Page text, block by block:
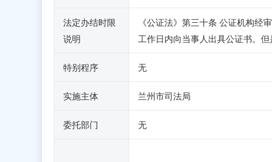
法定办结时限
说明
《公证法》第三十条 公证机构经
工作日内向当事人出具公证书。
特别程序 无
实施主体 兰州市司法局
委托部门 无